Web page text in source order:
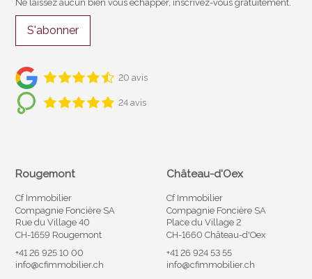
Ne laissez aucun bien vous échapper, inscrivez-vous gratuitement.
S'abonner
20 avis
24 avis
Rougemont
Cf Immobilier
Compagnie Foncière SA
Rue du Village 40
CH-1659 Rougemont
+41 26 925 10 00
info@cfimmobilier.ch
Château-d'Oex
Cf Immobilier
Compagnie Foncière SA
Place du Village 2
CH-1660 Château-d'Oex
+41 26 924 53 55
info@cfimmobilier.ch